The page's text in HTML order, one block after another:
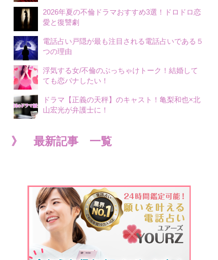
2026年夏の不倫ドラマおすすめ3選！ドロドロ恋
愛と復讐劇
電話占い戸隠が最も注目される電話占いである５
つの理由
浮気する女/不倫のぶっちゃけトーク！結婚して
ても恋バナしたい！
ドラマ【正義の天秤】のキャスト！亀梨和也×北
山宏光が弁護士に！
》 最新記事 一覧